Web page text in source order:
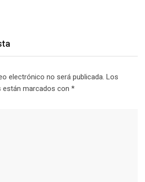
electrónico no será publicada. Los
marcados con *